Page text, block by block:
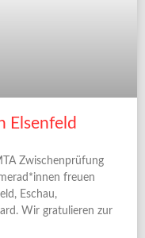
Elsenfeld
Zwischenprüfung
freuen
Eschau,
Wir gratulieren zur